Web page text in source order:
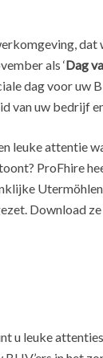
dat
als ‘Dag
dag voor uw
van uw bedrijf
leuke attentie
ProFhire
Download
u leuke